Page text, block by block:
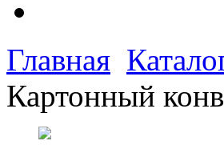
Главная
Картонный